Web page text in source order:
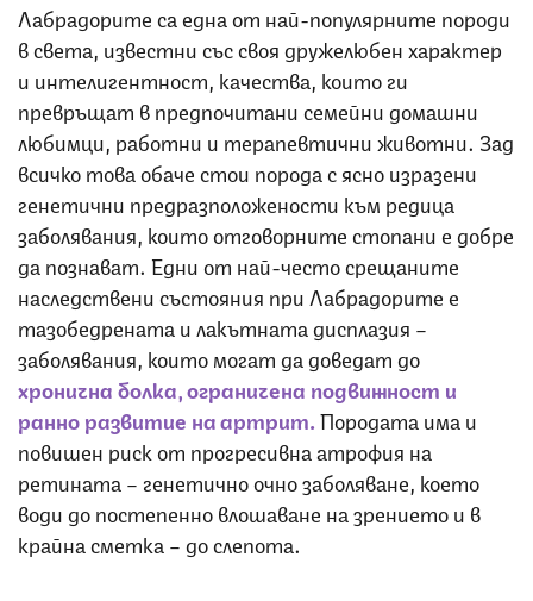
Лабрадорите са една от най-популярните породи
в света, известни със своя дружелюбен характер
и интелигентност, качества, които ги
превръщат в предпочитани семейни домашни
любимци, работни и терапевтични животни. Зад
всичко това обаче стои порода с ясно изразени
генетични предразположености към редица
заболявания, които отговорните стопани е добре
да познават. Едни от най-често срещаните
наследствени състояния при Лабрадорите е
тазобедрената и лакътната дисплазия –
заболявания, които могат да доведат до
хронична болка, ограничена подвижност и
ранно развитие на артрит.Породата има и
повишен риск от прогресивна атрофия на
ретината – генетично очно заболяване, което
води до постепенно влошаване на зрението и в
крайна сметка – до слепота.